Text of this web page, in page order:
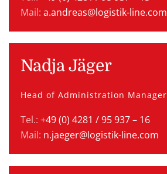
Mail: a.andreas@logistik-line.com
Nadja Jäger
Head of Administration Manager
Tel.: +49 (0) 4281 / 95 937 – 16
Mail: n.jaeger@logistik-line.com